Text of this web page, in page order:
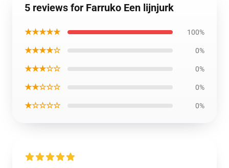
5 reviews for Farruko Een lijnjurk
★★★★★ 100%
★★★★☆ 0%
★★★☆☆ 0%
★★☆☆☆ 0%
★☆☆☆☆ 0%